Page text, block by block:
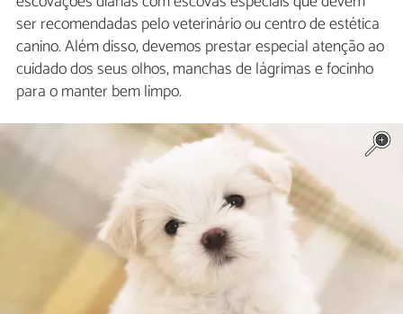
ser recomendadas pelo veterinário ou centro de estética
canino. Além disso, devemos prestar especial atenção ao
cuidado dos seus olhos, manchas de lágrimas e focinho
para o manter bem limpo.